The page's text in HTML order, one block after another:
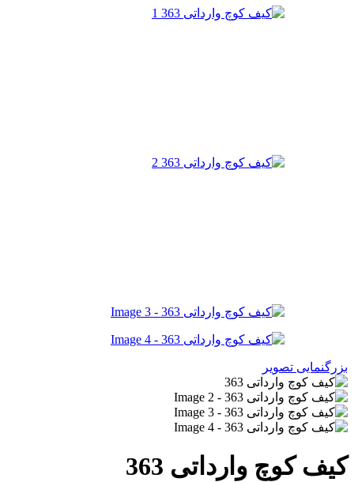
بزرگنمایی تصویر
کیف کوچ وارداتی 363